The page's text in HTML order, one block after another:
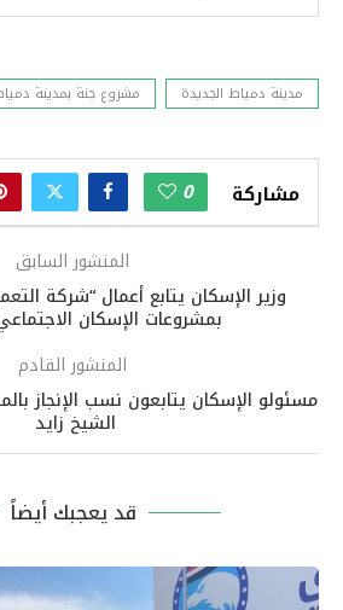
مدينة دمياط الجديدة مشروع جنة بمدينة
مشاركة 0
المنشور السابق
وزير الإسكان يتابع أعمال “شركة
بمشروعات الإسكان
المنشور القادم
مسئولو الإسكان يتابعون نسب الإنجاز
الشيخ زايد
قد يعجبك أيضاً